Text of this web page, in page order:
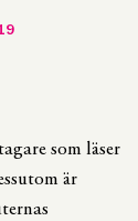
som läser
är